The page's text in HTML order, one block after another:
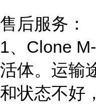
售后服务：
1、Clone
活体。运输
和状态不好